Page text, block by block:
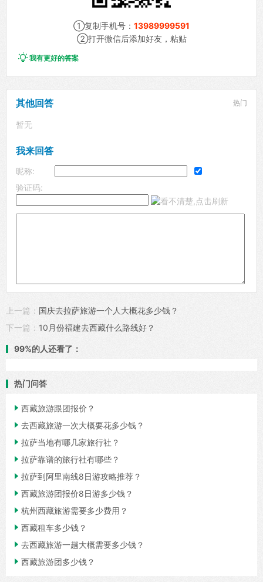
①复制手机号： 13989999591
②打开微信后添加好友，粘贴
我有更好的答案
其他回答 热门
暂无
我来回答
昵称:
验证码:
上一篇： 国庆去拉萨旅游一个人大概花多少钱？
下一篇： 10月份福建去西藏什么路线好？
99%的人还看了：
热门问答
 西藏旅游跟团报价？
 去西藏旅游一次大概要花多少钱？
 拉萨当地有哪几家旅行社？
 拉萨靠谱的旅行社有哪些？
 拉萨到阿里南线8日游攻略推荐？
 西藏旅游团报价8日游多少钱？
 杭州西藏旅游需要多少费用？
 西藏租车多少钱？
 去西藏旅游一趟大概需要多少钱？
 西藏旅游团多少钱？